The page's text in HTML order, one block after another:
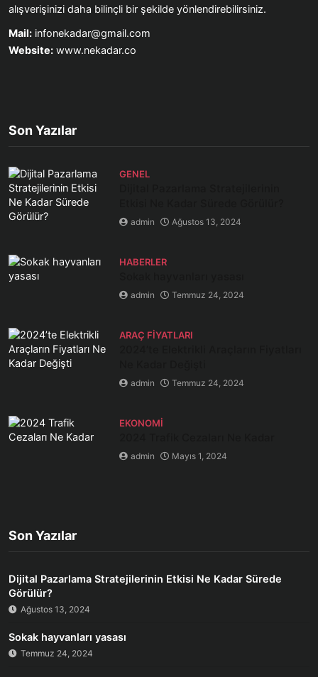
alışverişinizi daha bilinçli bir şekilde yönlendirebilirsiniz.
Mail: infonekadar@gmail.com
Website: www.nekadar.co
Son Yazılar
GENEL
admin Ağustos 13, 2024
HABERLER
admin Temmuz 24, 2024
ARAÇ FIYATLARI
admin Temmuz 24, 2024
EKONOMI
admin Mayıs 1, 2024
Son Yazılar
Dijital Pazarlama Stratejilerinin Etkisi Ne Kadar Sürede
Görülür?
Ağustos 13, 2024
Sokak hayvanları yasası
Temmuz 24, 2024